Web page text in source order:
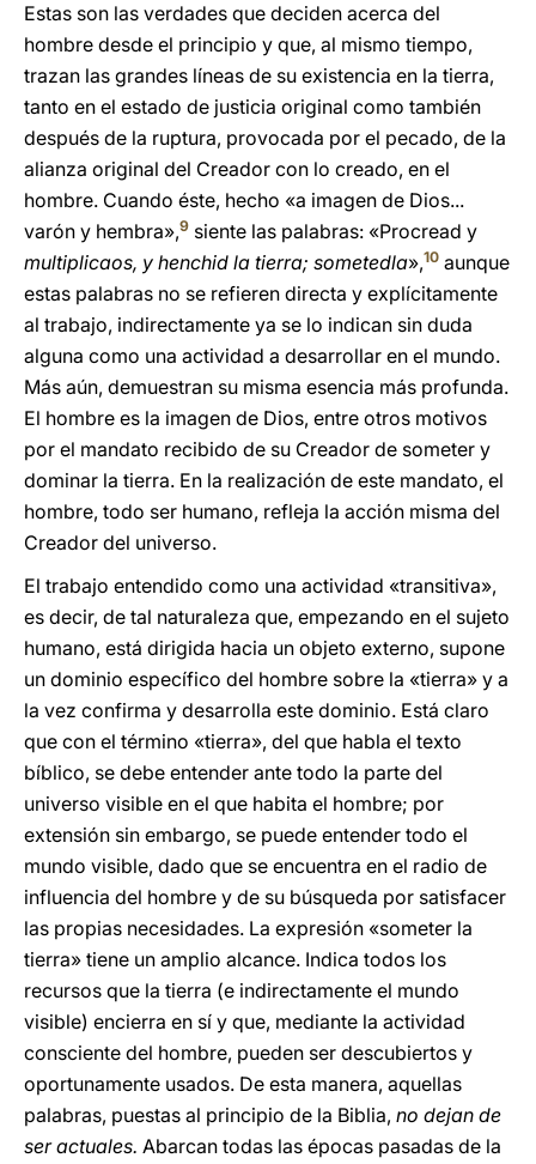
Estas son las verdades que deciden acerca del
hombre desde el principio y que, al mismo tiempo,
trazan las grandes líneas de su existencia en la tierra,
tanto en el estado de justicia original como también
después de la ruptura, provocada por el pecado, de la
alianza original del Creador con lo creado, en el
hombre. Cuando éste, hecho «a imagen de Dios...
varón y hembra»,9 siente las palabras: «Procread y
multiplicaos, y henchid la tierra; sometedla»,10 aunque
estas palabras no se refieren directa y explícitamente
al trabajo, indirectamente ya se lo indican sin duda
alguna como una actividad a desarrollar en el mundo.
Más aún, demuestran su misma esencia más profunda.
El hombre es la imagen de Dios, entre otros motivos
por el mandato recibido de su Creador de someter y
dominar la tierra. En la realización de este mandato, el
hombre, todo ser humano, refleja la acción misma del
Creador del universo.
El trabajo entendido como una actividad «transitiva»,
es decir, de tal naturaleza que, empezando en el sujeto
humano, está dirigida hacia un objeto externo, supone
un dominio específico del hombre sobre la «tierra» y a
la vez confirma y desarrolla este dominio. Está claro
que con el término «tierra», del que habla el texto
bíblico, se debe entender ante todo la parte del
universo visible en el que habita el hombre; por
extensión sin embargo, se puede entender todo el
mundo visible, dado que se encuentra en el radio de
influencia del hombre y de su búsqueda por satisfacer
las propias necesidades. La expresión «someter la
tierra» tiene un amplio alcance. Indica todos los
recursos que la tierra (e indirectamente el mundo
visible) encierra en sí y que, mediante la actividad
consciente del hombre, pueden ser descubiertos y
oportunamente usados. De esta manera, aquellas
palabras, puestas al principio de la Biblia, no dejan de
ser actuales. Abarcan todas las épocas pasadas de la